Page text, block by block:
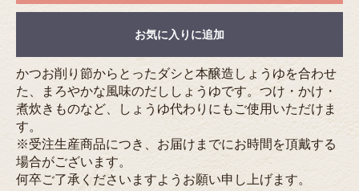
お気に入りに追加
かつお削り節からとったダシと本醸造しょうゆを合わせ
た、まろやかな風味のだししょうゆです。つけ・かけ・
煮炊きものなど、しょうゆ代わりにもご使用いただけま
す。
※受注生産商品につき、お届けまでにお時間を頂戴する
場合がございます。
何卒ご了承くださいますようお願い申し上げます。